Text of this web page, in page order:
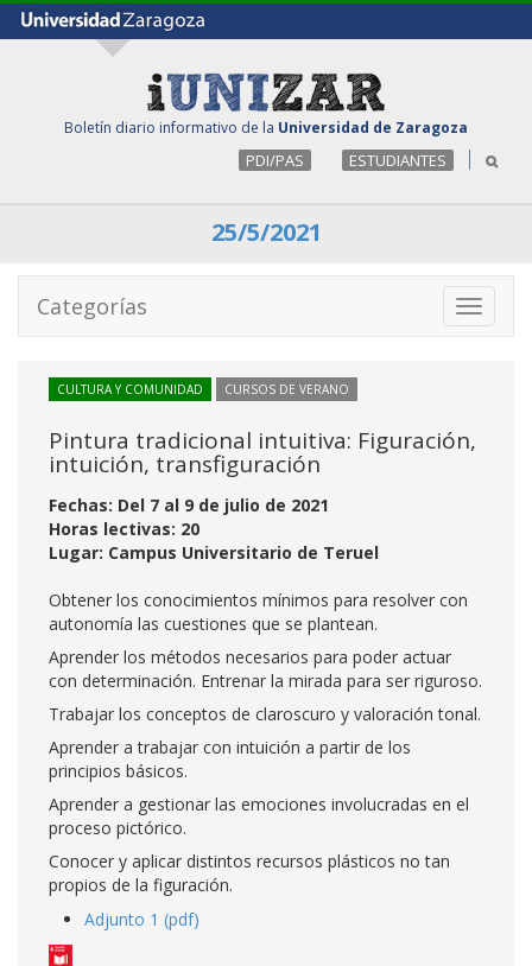
Boletín diario informativo de la Universidad de Zaragoza
PDI/PAS ESTUDIANTES
25/5/2021
Toggle
Categorías
CULTURA Y COMUNIDAD CURSOS DE VERANO
Pintura tradicional intuitiva: Figuración,
intuición, transfiguración
Fechas: Del 7 al 9 de julio de 2021
Horas lectivas: 20
Lugar: Campus Universitario de Teruel
Obtener los conocimientos mínimos para resolver con
autonomía las cuestiones que se plantean.
Aprender los métodos necesarios para poder actuar
con determinación. Entrenar la mirada para ser riguroso.
Trabajar los conceptos de claroscuro y valoración tonal.
Aprender a trabajar con intuición a partir de los
principios básicos.
Aprender a gestionar las emociones involucradas en el
proceso pictórico.
Conocer y aplicar distintos recursos plásticos no tan
propios de la figuración.
Adjunto 1 (pdf)